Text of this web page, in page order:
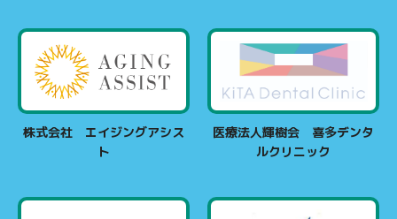
株式会社 エイジングアシス
ト
医療法人輝樹会 喜多デンタ
ルクリニック